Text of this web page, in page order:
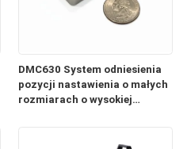
DMC630 System odniesienia
pozycji nastawienia o małych
rozmiarach o wysokiej